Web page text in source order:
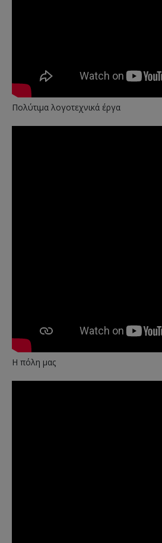
Πολύτιμα λογοτεχνικά έργα
Η πόλη μας